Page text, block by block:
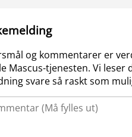
og kommentarer er
Mascus-tjenesten. Vi leser
svare så raskt som